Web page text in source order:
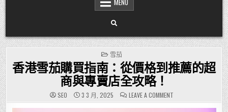
MENU
POSTED
IN
雪茄
香港雪茄購買指南：從價格到推薦的超
商與專賣店全攻略！
SEO 3 3 月, 2025 LEAVE A COMMENTON
香
港